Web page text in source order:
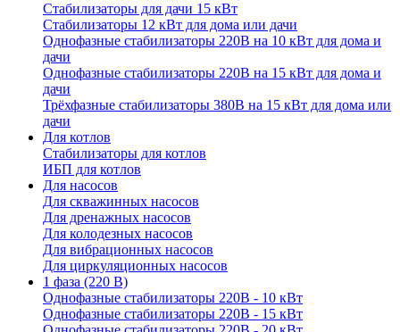
Стабилизаторы для дачи 15 кВт
Стабилизаторы 12 кВт для дома или дачи
Однофазные стабилизаторы 220В на 10 кВт для дома и
дачи
Однофазные стабилизаторы 220В на 15 кВт для дома и
дачи
Трёхфазные стабилизаторы 380В на 15 кВт для дома или
дачи
Для котлов
Стабилизаторы для котлов
ИБП для котлов
Для насосов
Для скважинных насосов
Для дренажных насосов
Для колодезных насосов
Для вибрационных насосов
Для циркуляционных насосов
1 фаза (220 В)
Однофазные стабилизаторы 220В - 10 кВт
Однофазные стабилизаторы 220В - 15 кВт